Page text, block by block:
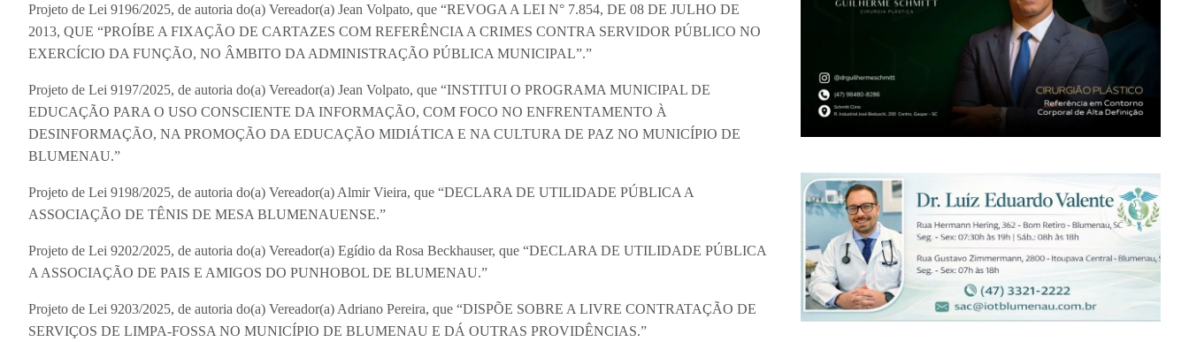
Projeto de Lei 9196/2025, de autoria do(a) Vereador(a) Jean Volpato, que “REVOGA A LEI N° 7.854, DE 08 DE JULHO DE
2013, QUE “PROÍBE A FIXAÇÃO DE CARTAZES COM REFERÊNCIA A CRIMES CONTRA SERVIDOR PÚBLICO NO
EXERCÍCIO DA FUNÇÃO, NO ÂMBITO DA ADMINISTRAÇÃO PÚBLICA MUNICIPAL”.”
Projeto de Lei 9197/2025, de autoria do(a) Vereador(a) Jean Volpato, que “INSTITUI O PROGRAMA MUNICIPAL DE
EDUCAÇÃO PARA O USO CONSCIENTE DA INFORMAÇÃO, COM FOCO NO ENFRENTAMENTO À
DESINFORMAÇÃO, NA PROMOÇÃO DA EDUCAÇÃO MIDIÁTICA E NA CULTURA DE PAZ NO MUNICÍPIO DE
BLUMENAU.”
Projeto de Lei 9198/2025, de autoria do(a) Vereador(a) Almir Vieira, que “DECLARA DE UTILIDADE PÚBLICA A
ASSOCIAÇÃO DE TÊNIS DE MESA BLUMENAUENSE.”
Projeto de Lei 9202/2025, de autoria do(a) Vereador(a) Egídio da Rosa Beckhauser, que “DECLARA DE UTILIDADE PÚBLICA
A ASSOCIAÇÃO DE PAIS E AMIGOS DO PUNHOBOL DE BLUMENAU.”
Projeto de Lei 9203/2025, de autoria do(a) Vereador(a) Adriano Pereira, que “DISPÕE SOBRE A LIVRE CONTRATAÇÃO DE
SERVIÇOS DE LIMPA-FOSSA NO MUNICÍPIO DE BLUMENAU E DÁ OUTRAS PROVIDÊNCIAS.”